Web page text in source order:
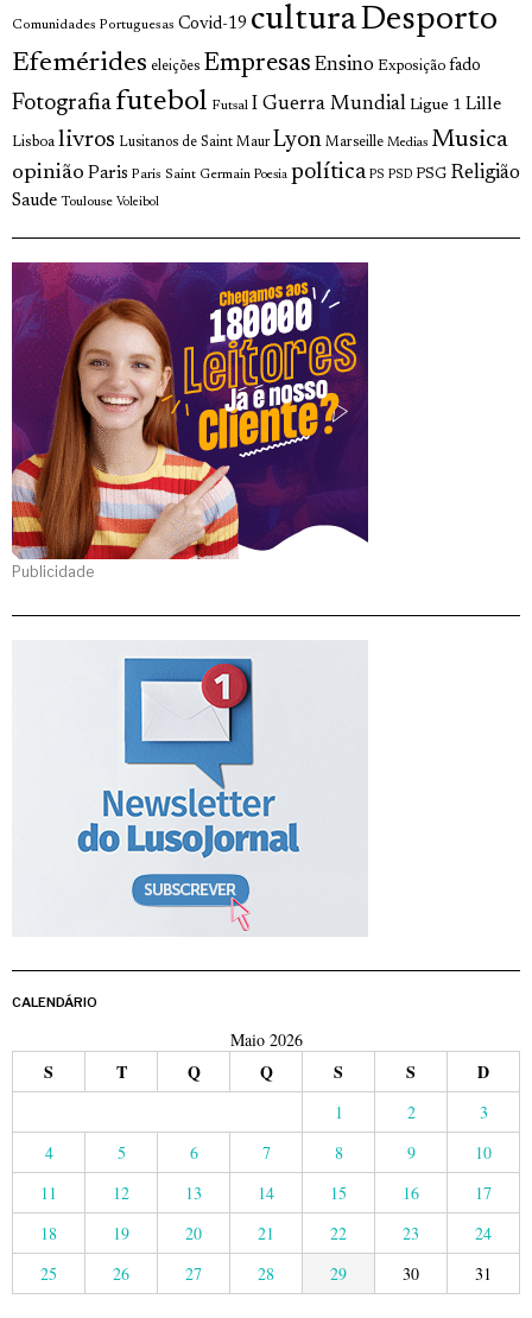
Comunidades Portuguesas Covid-19 culturaDesporto
Efemérides eleições Empresas Ensino Exposição fado
Fotografia futebol Futsal I Guerra Mundial Ligue 1 Lille
Lisboa livros Lusitanos de Saint Maur Lyon Marseille Medias Musica
opinião Paris Paris Saint Germain Poesia política PS PSD PSG Religião
Saude Toulouse Voleibol
Publicidade
CALENDÁRIO
Maio 2026
S T Q Q S S D
1 2
3
4
5 6 7 8 9
10
11
12 13 14 15 16
17
18
19 20 21 22 23
24
25
26 27 28 29 30 31